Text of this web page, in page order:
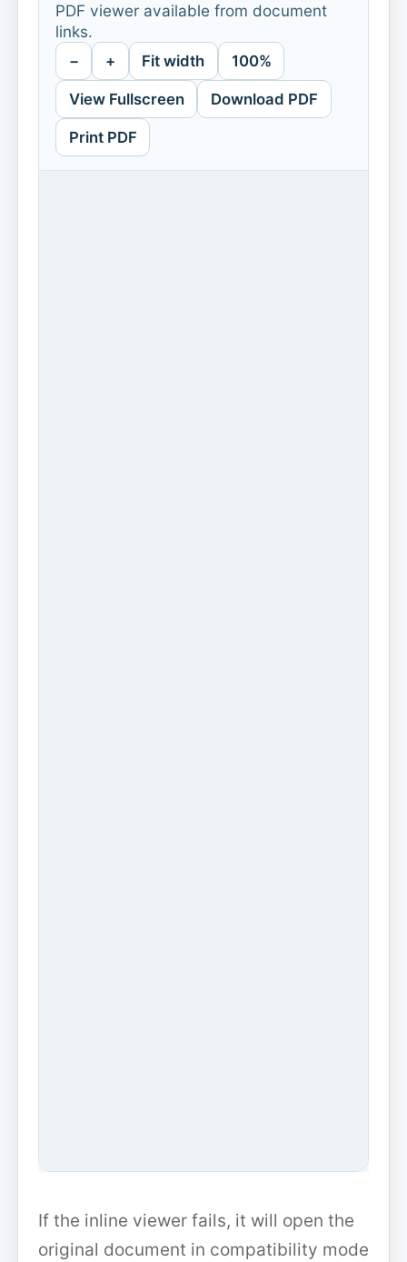
PDF viewer available from document
links.
− + Fit width 100%
View Fullscreen Download PDF
Print PDF
If the inline viewer fails, it will open the
original document in compatibility mode